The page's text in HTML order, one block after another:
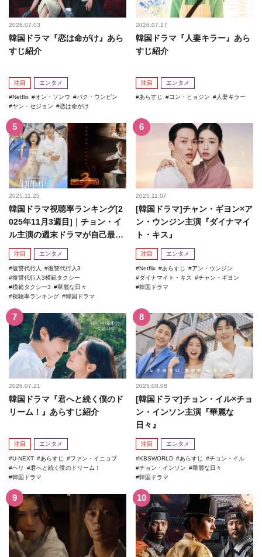
2026.07.03
韓国ドラマ『恋は命がけ』あら
すじ紹介
注目 エンタメ
Netflix オン・ソンウ
パク・ウンビン
ヤン・セジョン
恋は命がけ
2026.07.17
韓国ドラマ『人妻キラー』あら
すじ紹介
注目 エンタメ
あらすじ コン・ヒョジン 人妻キラー
2025.11.25
韓国ドラマ視聴率ランキング[2
025年11月3週目]｜チョン・イ
ル主演の週末ドラマが自己最高
記録を更新！
注目 エンタメ
復讐代行人
復讐代行人3
復讐代行人3模範タクシー
模範タクシー3
華麗な日々
視聴率ランキング
韓国ドラマ
2025.11.07
[韓国ドラマ]チャン・ギヨン×ア
ン・ウンジン主演『ダイナマイ
ト・キス』
注目 エンタメ
Netflix あらすじ
アン・ウンジン
ダイナマイト・キス
チャン・ギヨン
韓国ドラマ
2026.07.21
韓国ドラマ『君へと続く僕のド
リーム！』あらすじ紹介
注目 エンタメ
U-NEXT あらすじ
ファン・イニョプ
ヘリ
君へと続く僕のドリーム！
韓国ドラマ
2025.08.08
[韓国ドラマ]チョン・イル×チョ
ン・インソン主演『華麗な
日々』
注目 エンタメ
KBSWORLD あらすじ
チョン・イル
チョン・インソン
華麗な日々
韓国ドラマ